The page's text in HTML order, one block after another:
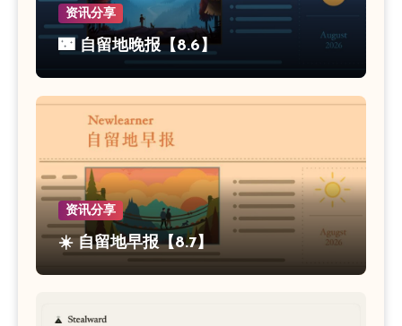
资讯分享
🌃 自留地晚报【8.6】
资讯分享
☀️ 自留地早报【8.7】